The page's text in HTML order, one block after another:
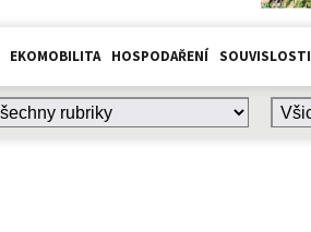
EKOMOBILITA HOSPODAŘENÍ SOUVISLOSTI